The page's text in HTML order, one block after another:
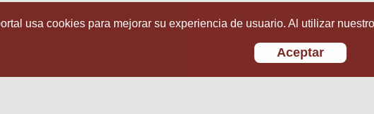
usa cookies para mejorar su experiencia de usuario. Al utilizar
Aceptar